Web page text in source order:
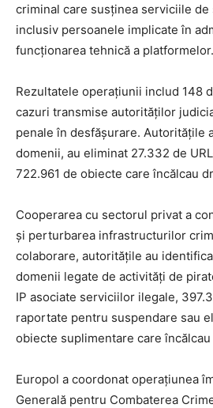
criminal care susținea serviciile de
inclusiv persoanele implicate în
funcționarea tehnică a platformelor.
Rezultatele operațiunii includ 148
cazuri transmise autorităților
penale în desfășurare. Autoritățile
domenii, au eliminat 27.332 de
722.961 de obiecte care încălcau
Cooperarea cu sectorul privat a
și perturbarea infrastructurilor
colaborare, autoritățile au
domenii legate de activități de
IP asociate serviciilor ilegale,
raportate pentru suspendare sau
obiecte suplimentare care
Europol a coordonat operațiunea
Generală pentru Combaterea